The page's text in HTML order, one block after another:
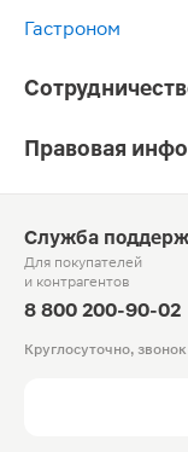
Гастроном
Правовая
Служба
Для покупателей
и контрагентов
8 800 200-90-02
Круглосуточно,